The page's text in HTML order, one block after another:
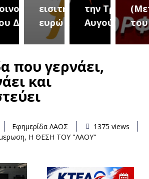
Δήμου
εισιτήριο 2
ευρώ
την Τρίτη 18
Αυγούστουτου
που γερνάει,
και
Εφημερίδα ΛΑΟΣ
1375 views
, Η ΘΕΣΗ ΤΟΥ "ΛΑΟΥ"